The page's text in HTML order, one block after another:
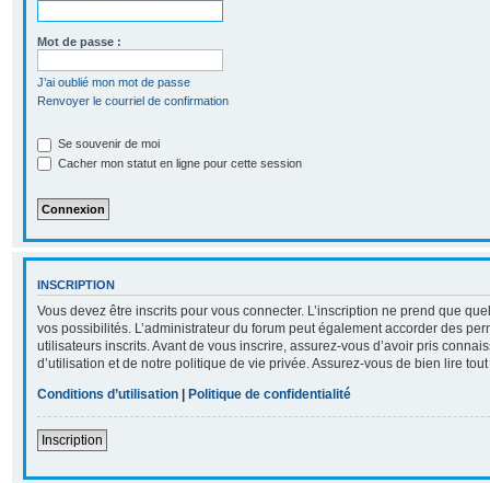
Mot de passe :
J’ai oublié mon mot de passe
Renvoyer le courriel de confirmation
Se souvenir de moi
Cacher mon statut en ligne pour cette session
INSCRIPTION
Vous devez être inscrits pour vous connecter. L’inscription ne prend que
vos possibilités. L’administrateur du forum peut également accorder des
utilisateurs inscrits. Avant de vous inscrire, assurez-vous d’avoir pris
d’utilisation et de notre politique de vie privée. Assurez-vous de bien lire
Conditions d’utilisation | Politique de confidentialité
Inscription